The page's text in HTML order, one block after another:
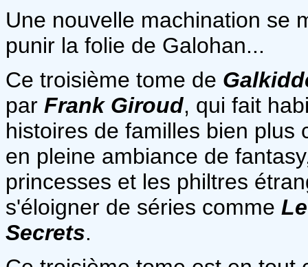
Une nouvelle machination se
punir la folie de Galohan...
Ce troisième tome de
par Frank Giroud, qui fait
histoires de familles bien plus
en pleine ambiance de
princesses et les philtres
s'éloigner de séries comme
Secrets.